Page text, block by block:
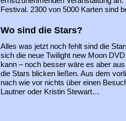
Festival. 2300 von 5000 Karten sind
Wo sind die Stars?
Alles was jetzt noch fehlt sind die
sich die neue Twilight new Moon
kann – noch besser wäre es aber
die Stars blicken ließen. Aus dem
nach wie vor nichts über einen
Lautner oder Kristin Stewart…